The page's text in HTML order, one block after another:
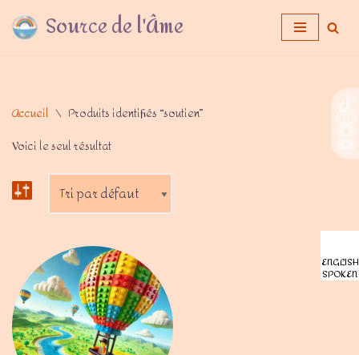
Aller Source de l'Âme
Accueil \ Produits identifiés “soutien”
Voici le seul résultat
ENGLISH
SPOKEN